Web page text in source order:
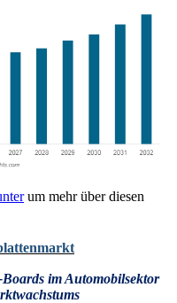
um mehr über diesen
im Automobilsektor